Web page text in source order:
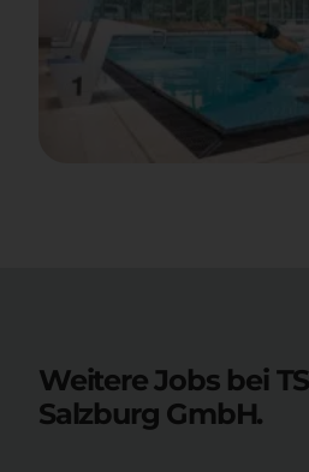
Weitere Jobs bei
Salzburg GmbH.